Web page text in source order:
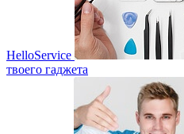
HelloService
твоего гаджета